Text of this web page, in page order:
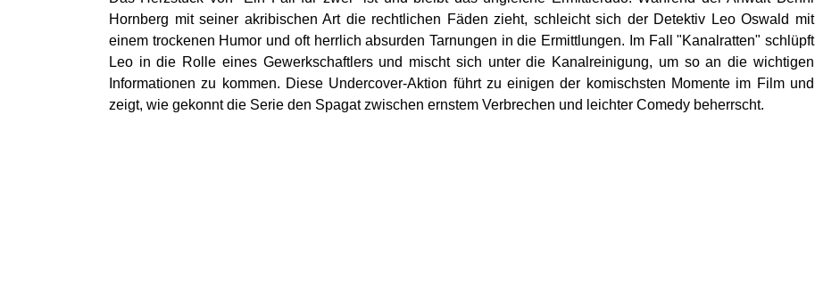
Hornberg mit seiner akribischen Art die rechtlichen Fäden zieht, schleicht sich der Detektiv Leo Oswald mit
einem trockenen Humor und oft herrlich absurden Tarnungen in die Ermittlungen. Im Fall "Kanalratten" schlüpft
Leo in die Rolle eines Gewerkschaftlers und mischt sich unter die Kanalreinigung, um so an die wichtigen
Informationen zu kommen. Diese Undercover-Aktion führt zu einigen der komischsten Momente im Film und
zeigt, wie gekonnt die Serie den Spagat zwischen ernstem Verbrechen und leichter Comedy beherrscht.